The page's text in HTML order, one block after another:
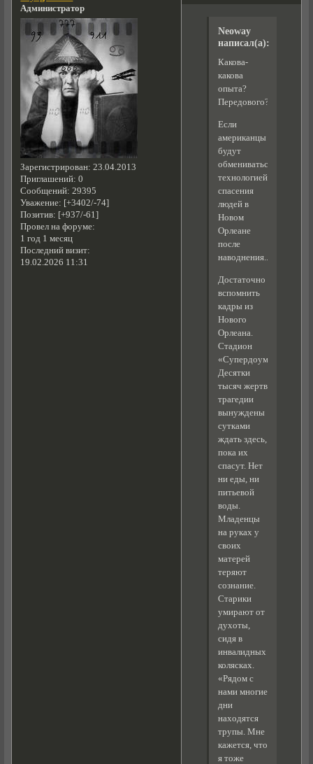
Администратор
Зарегистрирован: 23.04.2013
Приглашений: 0
Сообщений: 29395
Уважение: [+3402/-74]
Позитив: [+937/-61]
Провел на форуме:
1 год 1 месяц
Последний визит:
19.02.2026 11:31
Neoway
написал(а):
Какова-
какова
опыта?
Передового?
Если
американцы
будут
обмениваться
технологией
спасения
людей в
Новом
Орлеане
после
наводнения......
Достаточно
вспомнить
кадры из
Нового
Орлеана.
Стадион
«Супердоум».
Десятки
тысяч жертв
трагедии
вынуждены
сутками
ждать здесь,
пока их
спасут. Нет
ни еды, ни
питьевой
воды.
Младенцы
на руках у
своих
матерей
теряют
сознание.
Старики
умирают от
духоты,
сидя в
инвалидных
колясках.
«Рядом с
нами многие
дни
находятся
трупы. Мне
кажется, что
я тоже